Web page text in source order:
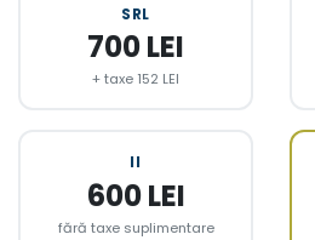
SRL
700 LEI
+ taxe 152 LEI
II
600 LEI
fără taxe suplimentare